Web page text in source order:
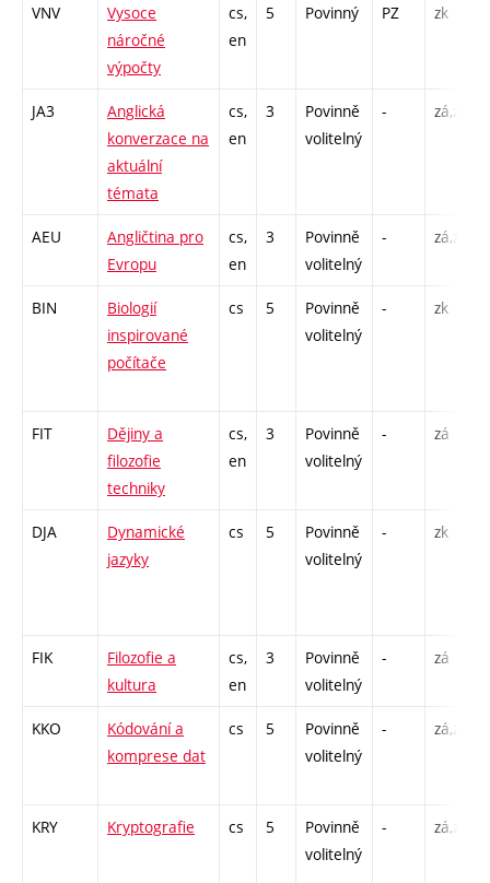
VNV
Vysoce
náročné
výpočty
cs,
en
5 Povinný PZ zk
JA3
Anglická
konverzace na
aktuální
témata
cs,
en
3
Povinně
volitelný
- zá,zk
AEU
Angličtina pro
Evropu
cs,
en
3
Povinně
volitelný
- zá,zk
BIN
Biologií
inspirované
počítače
cs 5
Povinně
volitelný
- zk
FIT
Dějiny a
filozofie
techniky
cs,
en
3
Povinně
volitelný
- zá
DJA
Dynamické
jazyky
cs 5
Povinně
volitelný
- zk
FIK
Filozofie a
kultura
cs,
en
3
Povinně
volitelný
- zá
KKO
Kódování a
komprese dat
cs 5
Povinně
volitelný
- zá,zk
KRY Kryptografie cs 5
Povinně
volitelný
- zá,zk